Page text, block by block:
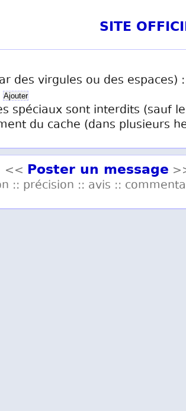
SITE
des virgules ou des espaces) :
spéciaux sont interdits (sauf
du cache (dans plusieurs
<< Poster un message
:: précision :: avis ::